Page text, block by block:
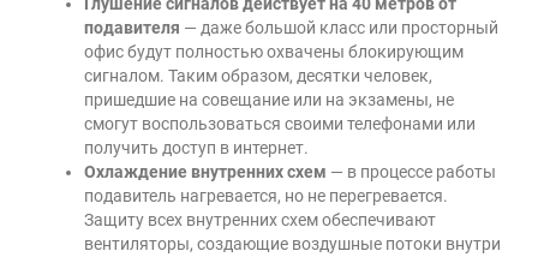
подавителя — даже большой класс или просторный
офис будут полностью охвачены блокирующим
сигналом. Таким образом, десятки человек,
пришедшие на совещание или на экзамены, не
смогут воспользоваться своими телефонами или
получить доступ в интернет.
Охлаждение внутренних схем — в процессе работы
подавитель нагревается, но не перегревается.
Защиту всех внутренних схем обеспечивают
вентиляторы, создающие воздушные потоки внутри